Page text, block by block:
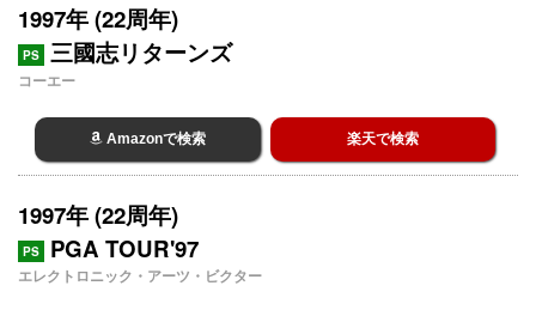
1997年 (22周年)
PS 三國志リターンズ
コーエー
Amazonで検索 楽天で検索
1997年 (22周年)
PS PGA TOUR'97
エレクトロニック・アーツ・ビクター